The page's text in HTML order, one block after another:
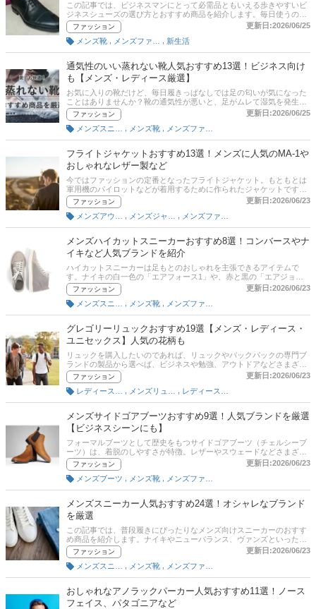
この記事では、ビジネスマンにとって必需品ともいえる歩きやすいビ
ジネスシューズの選び方とおすすめ商品を紹介します。毎日使うので
歩きやすさや、コスパのよさ、おしゃれなデザイン、防水性があるこ
となどがポイントになってくるでしょう。快適性が高いと人気の高い
アシックスのテクシーリュクスや、疲れにくさにこだわったミズノの
シューズ、リーガルなど高級なシューズなどをピックアップ。後半に
は、比較一覧表や通販サイトの最新人気ランキングもあるので、売れ
筋や口コミとあわせてチェックしてみてください。
ファッション
更新日:2026/06/25
メンズ靴
新生活
通気性のいい蒸れない靴人気おすすめ13選！ビジネス向け
も【メンズ・レディース厳選】
お気に入りの靴だけど、毎日履きっぱなしでは足の匂いが気になった
ことはありませんか？靴の通気性が悪いと、足がムレて湿気を発生さ
せ、カビや雑菌の発生を招きかねません。さらに、足の臭いが気にな
ったり、靴ずれなどの原因にもなりかねません。しかし、通気性の良
い靴を履くことで、こういったトラブルを防ぐことができるのです！
そこで本記事では、スニーカーからビジネスシューズまで、さまざま
なシーンで活躍する通気性抜群の靴をご紹介します。デザイン性と機
能性を両立した、足元から快適さを実現するアイテムばかりをピック
アップしましたので、ぜひ参考にしてみてください。
ファッション
更新日:2026/06/25
メンズ靴
フライトジャケットおすすめ13選！メンズに人気のMA-1や
おしゃれなレザー製など
今ではファッションの定番となったフライトジャケット。もともとは
軍用機のパイロットなどが着用するために作られたジャケットです。
時代の変遷に合わせて、さまざまな種類が展開されるようになりまし
た。本記事では、フライトジャケットや選び方のポイントとおすすめ
商品をご紹介。通販サイトの最新人気ランキングも掲載しているの
で、売れ筋や口コミもチェックしてみてくださいね。
ファッション
更新日:2026/06/23
メンズハイカットスニーカーおすすめ8選！コンバースやナ
イキなど人気ブランドを紹介
ハイカットスニーカーは足もとのおしゃれを主張できるアイテムで
す。ナイキの白一色の「エアフォース1」や、赤と黒の「エアジョー
ダン」などは定番で今も人気です。ほかにも、コンバースやバンズ、
ディーゼルなどさまざまなブランドから販売されています。本記事で
は、ファッションライターの平 格彦さんにお話をうかがい、メンズハ
イカットスニーカーの選び方とおすすめの商品を紹介。ナイキの白一
色の「エアフォース1」や、赤と黒の「エアジョーダン」、さらに定
番のコンバースなど、人気ブランドを厳選。ぜひ参考にしてください
ね。
ファッション
更新日:2026/06/23
メンズ靴
グレゴリーリュックおすすめ19選【メンズ・レディース・
ユニセックス】人気の花柄も
リュックを購入したいのであれば、リュックやバックパックの専門ブ
ランドの製品から選べば、ビジネスや勉強、アウトドアなどさまざま
なシーンに対応できる製品が豊富にあります。この記事では、グレゴ
リーのリュックの選び方とおすすめ商品を紹介していきます。通販サ
イトの最新人気ランキングのリンクがあるので、売れ筋や口コミを確
認してみよう。
ファッション
更新日:2026/06/23
メンズサイドゴアブーツおすすめ9選！人気ブランドを厳選
【ビジネスシーンにも】
フォーマルブーツとして歴史をもつサイドゴアブーツ（チェルシーブ
ーツ）は、着脱のしやすさが特徴。レザーやスウェードなどさまざま
な素材があり、カジュアルコーデにもマッチする汎用性の高いブーツ
です。防水性のあるラバー素材のものは、レインブーツとして雨の日
でも活用できます。この記事では、サイドゴアブーツの特徴やシーン
ごとの目安、選び方、そしておすすめ商品をご紹介。定番ブランドの
ドクターマーチン、クラークスのほか、人気ブランドの商品をピック
アップ！通販サイトの人気ランキングや口コミも参考にしながら、お
気に入りの1足をみつけてくださいね。
ファッション
更新日:2026/06/23
メンズブーツ
メンズ靴
メンズスニーカー人気おすすめ24選！オシャレなブランド
を厳選
この記事では、普段履きにぴったりなメンズ向けスニーカーのおすす
め商品を紹介します。ナイキやニューバランス、ヴァンズといった人
気ブランドを中心に、服と合わせやすい白や黒、ハイカットやローカ
ット、高級感のあるレザー製、防水仕様の商品などいろんな商品をピ
ックアップ。また、女性編集部員が選ぶ【男性に履いてほしいスニー
カーランキング】も発表しています。後半には、比較一覧表や通販サ
イトの最新人気ランキングもあるので、売れ筋や口コミとあわせてチ
ェックしてみてください。
ファッション
更新日:2026/06/23
メンズ靴
おしゃれなアノラックパーカー人気おすすめ11選！ノース
フェイス、パタゴニアなど